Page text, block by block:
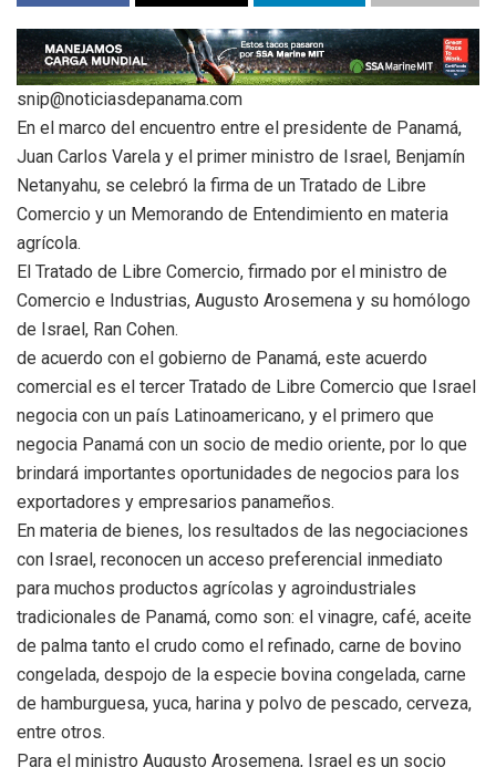
snip@noticiasdepanama.com
En el marco del encuentro entre el presidente de Panamá,
Juan Carlos Varela y el primer ministro de Israel, Benjamín
Netanyahu, se celebró la firma de un Tratado de Libre
Comercio y un Memorando de Entendimiento en materia
agrícola.
El Tratado de Libre Comercio, firmado por el ministro de
Comercio e Industrias, Augusto Arosemena y su homólogo
de Israel, Ran Cohen.
de acuerdo con el gobierno de Panamá, este acuerdo
comercial es el tercer Tratado de Libre Comercio que Israel
negocia con un país Latinoamericano, y el primero que
negocia Panamá con un socio de medio oriente, por lo que
brindará importantes oportunidades de negocios para los
exportadores y empresarios panameños.
En materia de bienes, los resultados de las negociaciones
con Israel, reconocen un acceso preferencial inmediato
para muchos productos agrícolas y agroindustriales
tradicionales de Panamá, como son: el vinagre, café, aceite
de palma tanto el crudo como el refinado, carne de bovino
congelada, despojo de la especie bovina congelada, carne
de hamburguesa, yuca, harina y polvo de pescado, cerveza,
entre otros.
Para el ministro Augusto Arosemena, Israel es un socio